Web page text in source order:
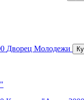
Дворец Молодежи